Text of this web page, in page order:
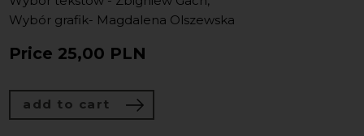
Wybór grafik- Magdalena Olszewska
Price 25,00 PLN
add to cart